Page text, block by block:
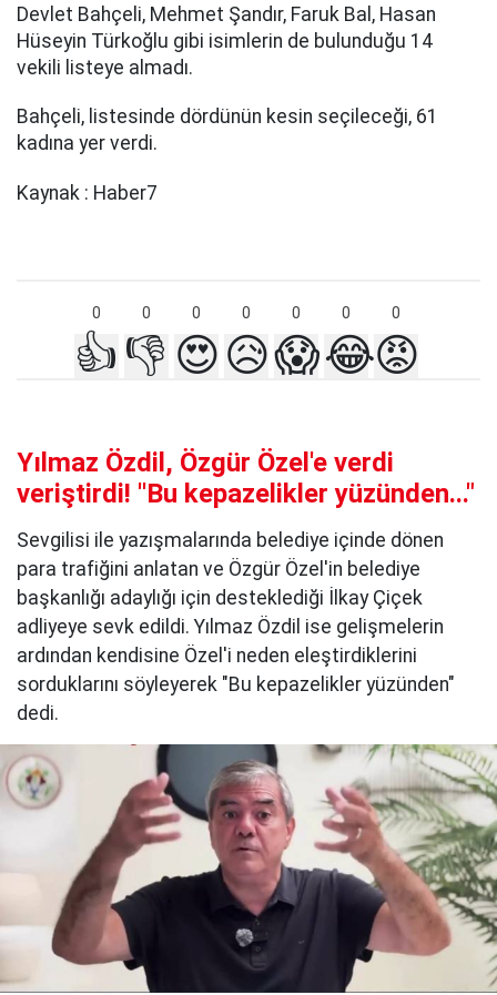
Devlet Bahçeli, Mehmet Şandır, Faruk Bal, Hasan
Hüseyin Türkoğlu gibi isimlerin de bulunduğu 14
vekili listeye almadı.
Bahçeli, listesinde dördünün kesin seçileceği, 61
kadına yer verdi.
Kaynak : Haber7
0 0 0 0 0 0 0
👍 👎 😍😥😱😂😡
Yılmaz Özdil, Özgür Özel'e verdi
veriştirdi! ''Bu kepazelikler yüzünden..."
Sevgilisi ile yazışmalarında belediye içinde dönen
para trafiğini anlatan ve Özgür Özel'in belediye
başkanlığı adaylığı için desteklediği İlkay Çiçek
adliyeye sevk edildi. Yılmaz Özdil ise gelişmelerin
ardından kendisine Özel'i neden eleştirdiklerini
sorduklarını söyleyerek "Bu kepazelikler yüzünden"
dedi.